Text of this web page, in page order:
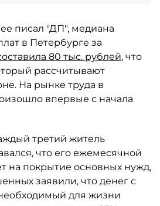
писал "ДП", медиана
в Петербурге за
80 тыс. рублей, что
рассчитывают
На рынке труда в
впервые с начала
третий житель
что его ежемесячной
на покрытие основных нужд,
заявили, что денег с
для жизни